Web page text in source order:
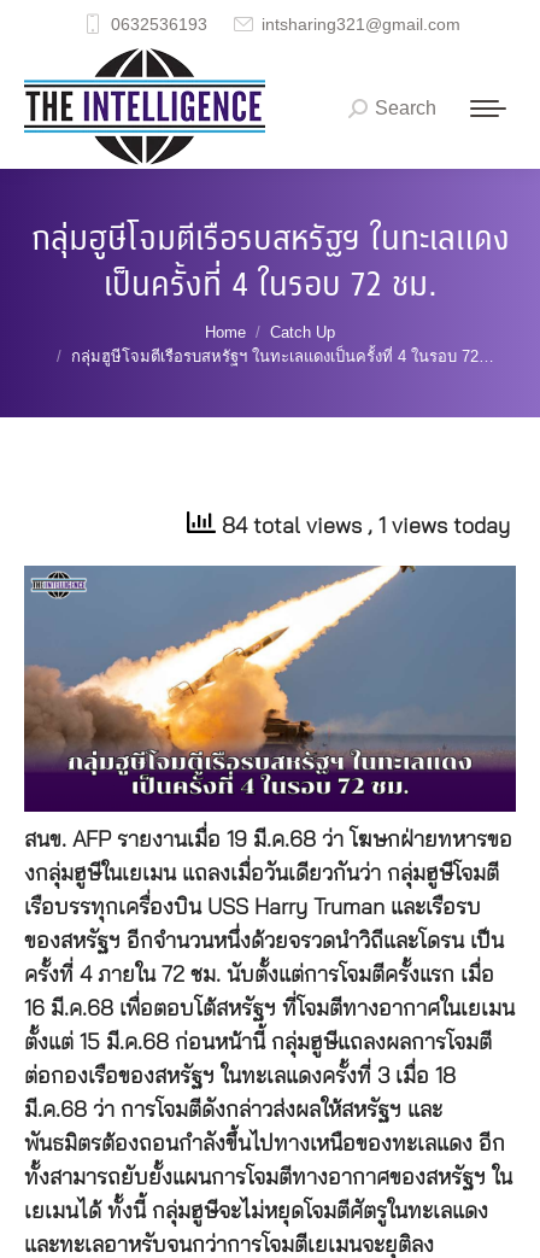
0632536193 intsharing321@gmail.com
Search:
Search
กลุ่มฮูษีโจมตีเรือรบสหรัฐฯ ในทะเลแดง
เป็นครั้งที่ 4 ในรอบ 72 ชม.
Home
Catch Up
กลุ่มฮูษีโจมตีเรือรบสหรัฐฯ ในทะเลแดงเป็นครั้งที่ 4 ในรอบ 72…
84 total views , 1 views today
สนข. AFP รายงานเมื่อ 19 มี.ค.68 ว่า โฆษกฝ่ายทหารขอ
งกลุ่มฮูษีในเยเมน แถลงเมื่อวันเดียวกันว่า กลุ่มฮูษีโจมตี
เรือบรรทุกเครื่องบิน USS Harry Truman และเรือรบ
ของสหรัฐฯ อีกจำนวนหนึ่งด้วยจรวดนำวิถีและโดรน เป็น
ครั้งที่ 4 ภายใน 72 ชม. นับตั้งแต่การโจมตีครั้งแรก เมื่อ
16 มี.ค.68 เพื่อตอบโต้สหรัฐฯ ที่โจมตีทางอากาศในเยเมน
ตั้งแต่ 15 มี.ค.68 ก่อนหน้านี้ กลุ่มฮูษีแถลงผลการโจมตี
ต่อกองเรือของสหรัฐฯ ในทะเลแดงครั้งที่ 3 เมื่อ 18
มี.ค.68 ว่า การโจมตีดังกล่าวส่งผลให้สหรัฐฯ และ
พันธมิตรต้องถอนกำลังขึ้นไปทางเหนือของทะเลแดง อีก
ทั้งสามารถยับยั้งแผนการโจมตีทางอากาศของสหรัฐฯ ใน
เยเมนได้ ทั้งนี้ กลุ่มฮูษีจะไม่หยุดโจมตีศัตรูในทะเลแดง
และทะเลอาหรับจนกว่าการโจมตีเยเมนจะยุติลง